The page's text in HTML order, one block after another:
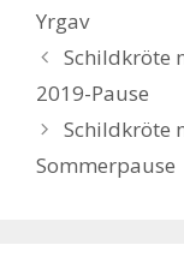
Yrgav
Schildkröte
2019-Pause
Schildkröte
Sommerpause